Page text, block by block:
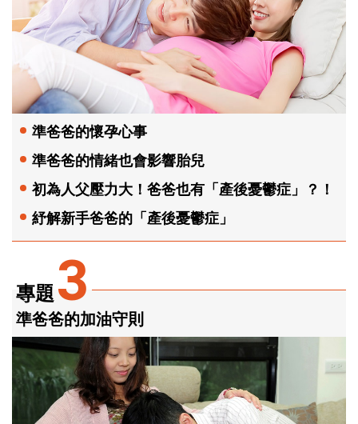
專題3
準爸爸的加油守則
準爸爸的懷孕心事
準爸爸的情緒也會影響胎兒
初為人父壓力大！爸爸也有「產後憂鬱症」？！
紓解新手爸爸的「產後憂鬱症」